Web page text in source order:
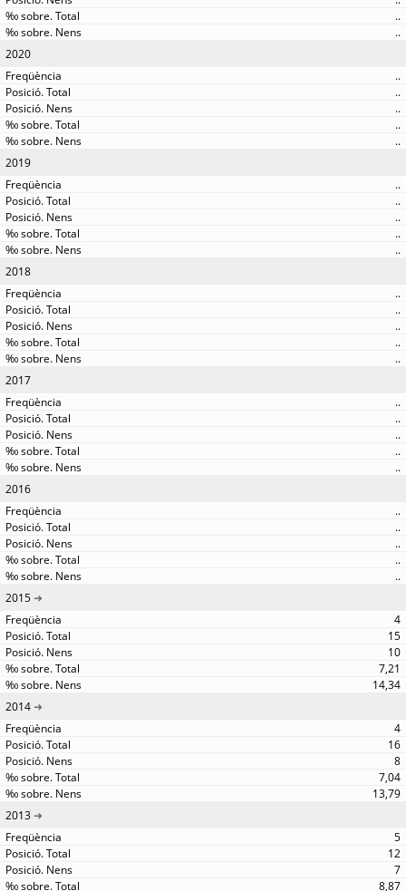
..
..
2020
..
..
..
..
..
2019
..
..
..
..
..
2018
..
..
..
..
..
2017
..
..
..
..
..
2016
..
..
..
..
..
2015
4
15
10
7,21
14,34
2014
4
16
8
7,04
13,79
2013
5
12
7
8,87